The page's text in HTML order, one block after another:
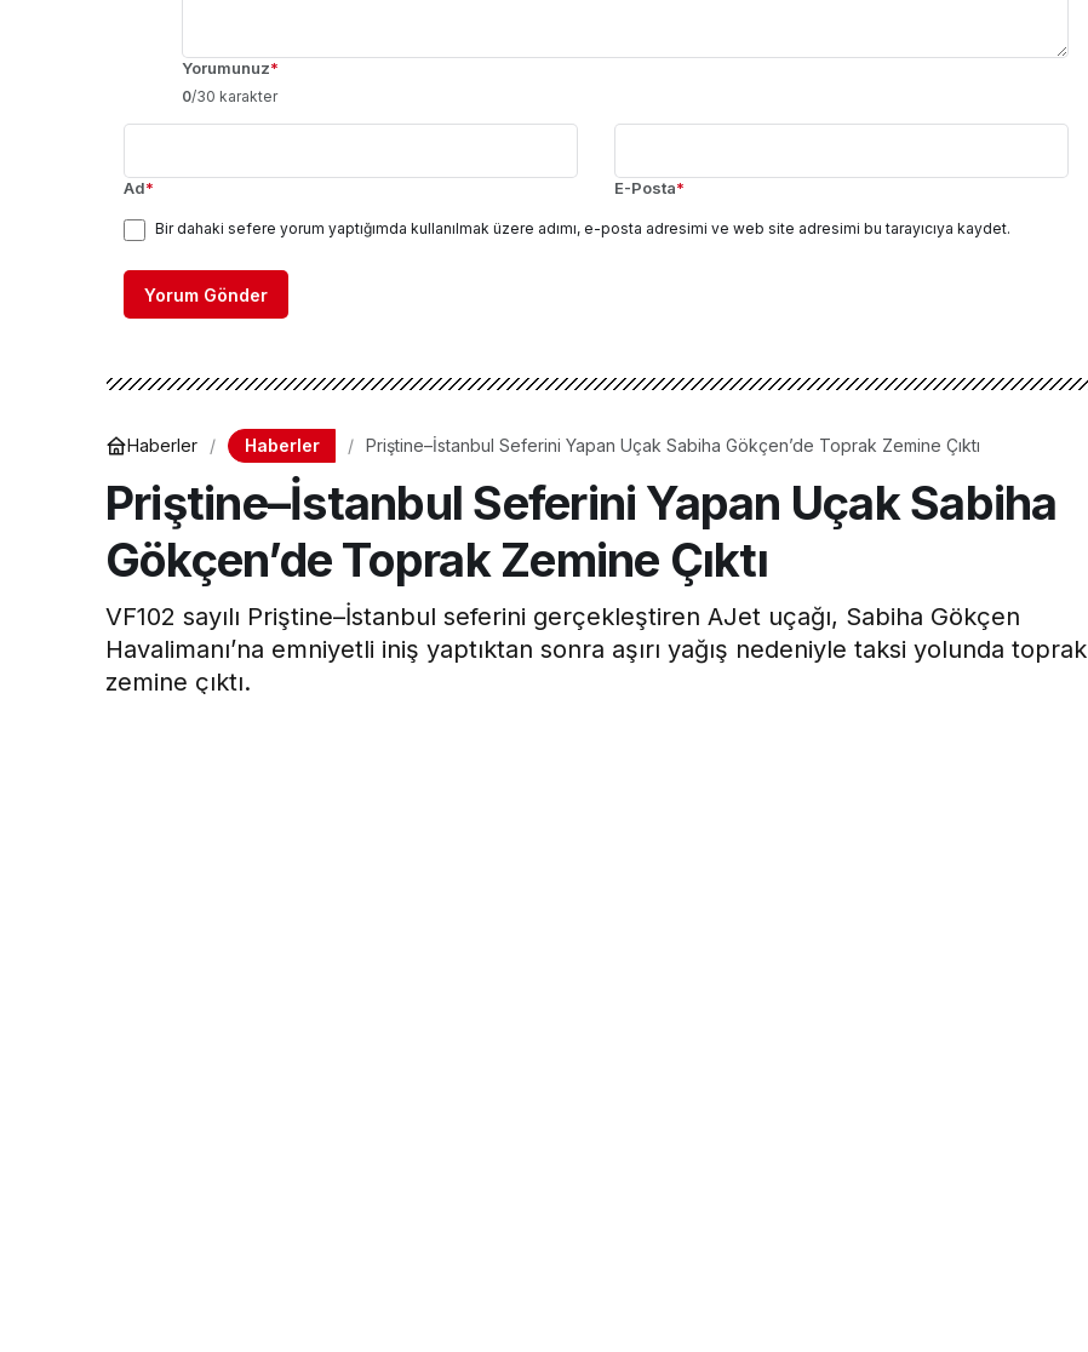
Yorumunuz*
0/30 karakter
Ad* E-Posta*
Bir dahaki sefere yorum yaptığımda kullanılmak üzere adımı, e-posta adresimi ve web site adresimi bu tarayıcıya kaydet.
Yorum Gönder
Haberler Haberler Priştine–İstanbul Seferini Yapan Uçak Sabiha Gökçen’de Toprak Zemine Çıktı
Priştine–İstanbul Seferini Yapan Uçak Sabiha
Gökçen’de Toprak Zemine Çıktı
VF102 sayılı Priştine–İstanbul seferini gerçekleştiren AJet uçağı, Sabiha Gökçen
Havalimanı’na emniyetli iniş yaptıktan sonra aşırı yağış nedeniyle taksi yolunda toprak
zemine çıktı.